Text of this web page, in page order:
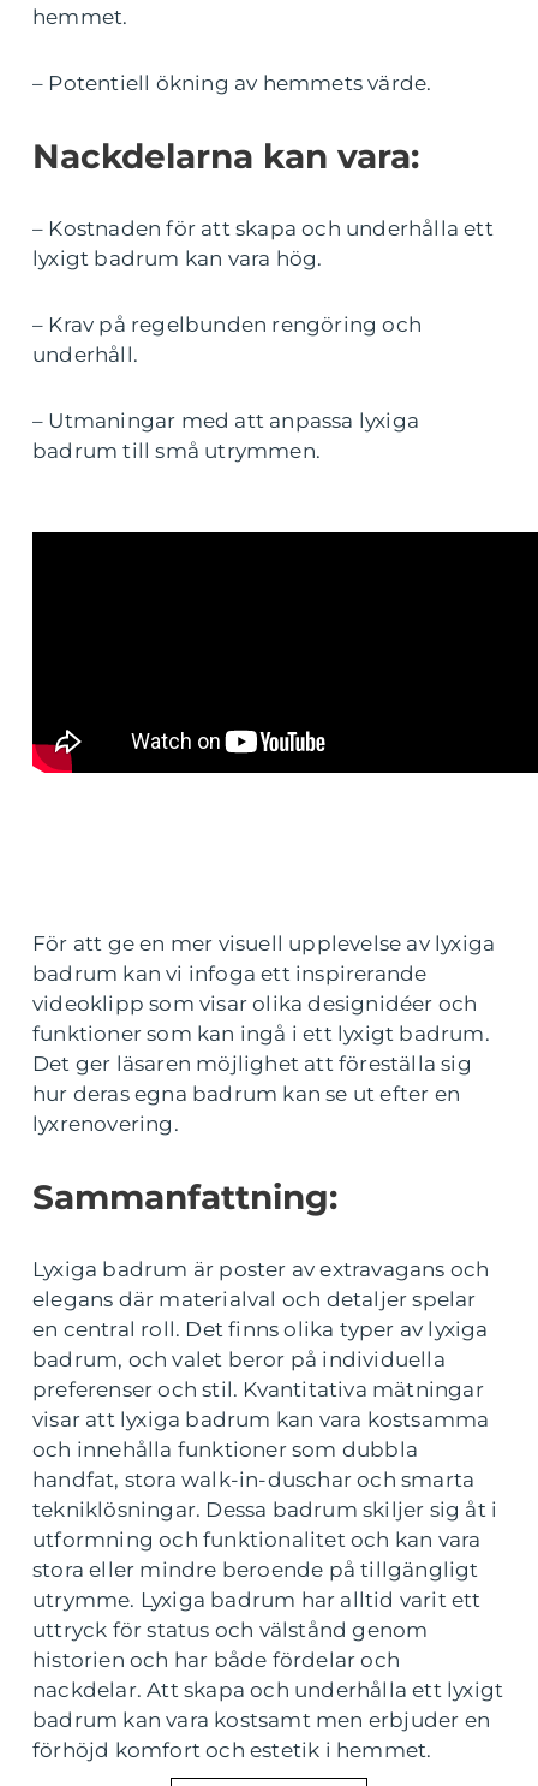
hemmet.
– Potentiell ökning av hemmets värde.
Nackdelarna kan vara:
– Kostnaden för att skapa och underhålla ett
lyxigt badrum kan vara hög.
– Krav på regelbunden rengöring och
underhåll.
– Utmaningar med att anpassa lyxiga
badrum till små utrymmen.
För att ge en mer visuell upplevelse av lyxiga
badrum kan vi infoga ett inspirerande
videoklipp som visar olika designidéer och
funktioner som kan ingå i ett lyxigt badrum.
Det ger läsaren möjlighet att föreställa sig
hur deras egna badrum kan se ut efter en
lyxrenovering.
Sammanfattning:
Lyxiga badrum är poster av extravagans och
elegans där materialval och detaljer spelar
en central roll. Det finns olika typer av lyxiga
badrum, och valet beror på individuella
preferenser och stil. Kvantitativa mätningar
visar att lyxiga badrum kan vara kostsamma
och innehålla funktioner som dubbla
handfat, stora walk-in-duschar och smarta
tekniklösningar. Dessa badrum skiljer sig åt i
utformning och funktionalitet och kan vara
stora eller mindre beroende på tillgängligt
utrymme. Lyxiga badrum har alltid varit ett
uttryck för status och välstånd genom
historien och har både fördelar och
nackdelar. Att skapa och underhålla ett lyxigt
badrum kan vara kostsamt men erbjuder en
förhöjd komfort och estetik i hemmet.